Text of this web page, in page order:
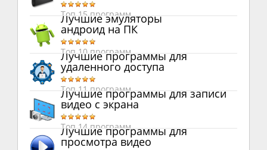
Топ 15 программ
Лучшие эмуляторы
андроид на ПК
Топ 10 программ
Лучшие программы для
удаленного доступа
Топ 11 программ
Лучшие программы для записи
видео с экрана
Топ 14 программ
Лучшие программы для
просмотра видео